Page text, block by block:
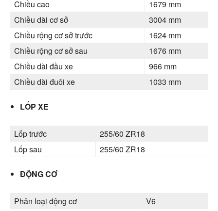
Chiều cao
1679 mm
Chiều dài cơ sở
3004 mm
Chiều rộng cơ sở trước
1624 mm
Chiều rộng cơ sở sau
1676 mm
Chiều dài đầu xe
966 mm
Chiều dài đuôi xe
1033 mm
LỐP XE
Lốp trước
255/60 ZR18
Lốp sau
255/60 ZR18
ĐỘNG CƠ
Phân loại động cơ
V6